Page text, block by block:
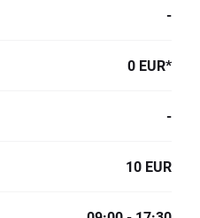
-
0 EUR*
-
10 EUR